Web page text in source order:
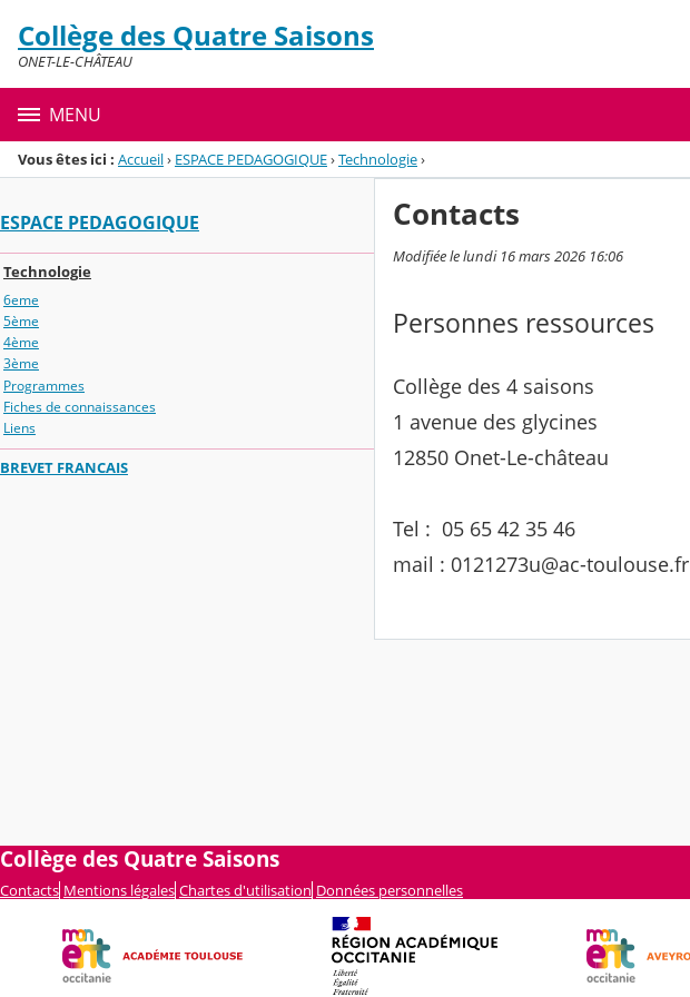
Menu de la rubrique
Contenu
Collège des Quatre Saisons
ONET-LE-CHÂTEAU
MENU
Vous êtes ici : Accueil› ESPACE PEDAGOGIQUE›Technologie›
ESPACE PEDAGOGIQUE
Technologie
6eme
5ème
4ème
3ème
Programmes
Fiches de connaissances
Liens
BREVET FRANCAIS
Contacts
Modifiée le lundi 16 mars 2026 16:06
Personnes ressources
Collège des 4 saisons
1 avenue des glycines
12850 Onet-Le-château
Tel : 05 65 42 35 46
mail : 0121273u@ac-toulouse.fr
Collège des Quatre Saisons
Contacts Mentions légales Chartes d'utilisation Données personnelles